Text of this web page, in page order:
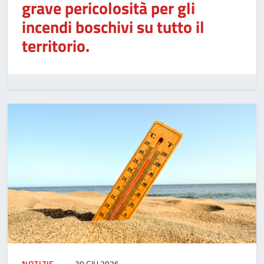
grave pericolosità per gli
incendi boschivi su tutto il
territorio.